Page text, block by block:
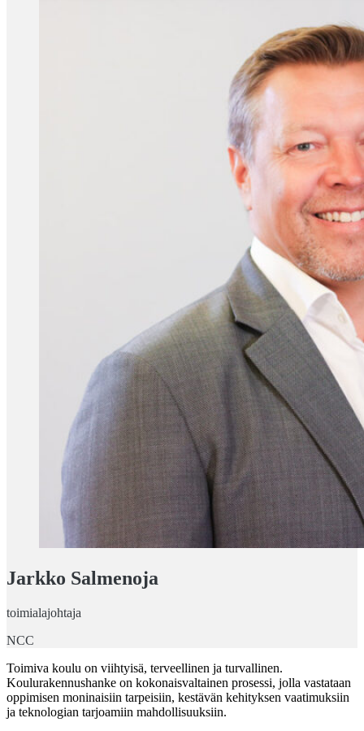
Jarkko Salmenoja
toimialajohtaja
NCC
Toimiva koulu on viihtyisä, terveellinen ja turvallinen.
Koulurakennushanke on kokonaisvaltainen prosessi, jolla vastataan
oppimisen moninaisiin tarpeisiin, kestävän kehityksen vaatimuksiin
ja teknologian tarjoamiin mahdollisuuksiin.